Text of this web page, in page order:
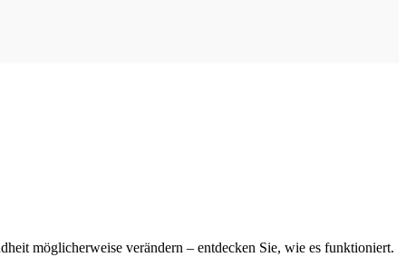
möglicherweise verändern – entdecken Sie, wie es funktioniert.